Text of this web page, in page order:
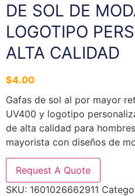
DE SOL DE
LOGOTIPO
ALTA CALIDAD
$4.00
Gafas de sol al por mayor
UV400 y logotipo
de alta calidad para
mayorista con diseños de
Request A Quote
SKU: 1601026662911